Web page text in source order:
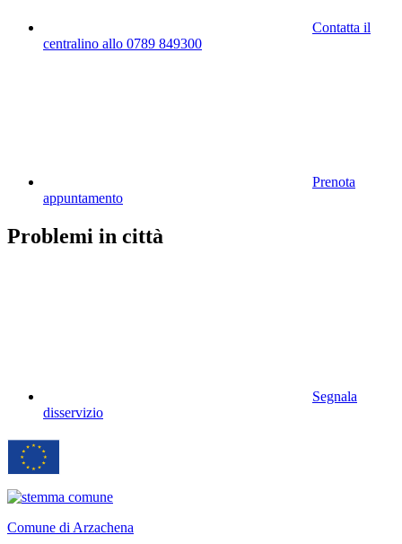
Contatta il
centralino allo 0789 849300
Prenota
appuntamento
Problemi in città
Segnala
disservizio
Comune di Arzachena